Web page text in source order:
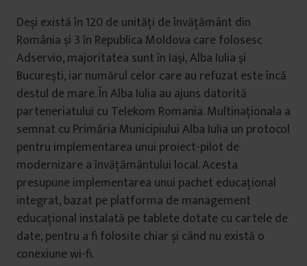
Deși există în 120 de unităţi de învăţământ din
România şi 3 în Republica Moldova care folosesc
Adservio, majoritatea sunt în Iaşi, Alba Iulia şi
Bucureşti, iar numărul celor care au refuzat este încă
destul de mare. În Alba Iulia au ajuns datorită
parteneriatului cu Telekom Romania. Multinaționala a
semnat cu Primăria Municipiului Alba Iulia un protocol
pentru implementarea unui proiect-pilot de
modernizare a învățământului local. Acesta
presupune implementarea unui pachet educaţional
integrat, bazat pe platforma de management
educaţional instalată pe tablete dotate cu cartele de
date, pentru a fi folosite chiar și când nu există o
conexiune wi-fi.